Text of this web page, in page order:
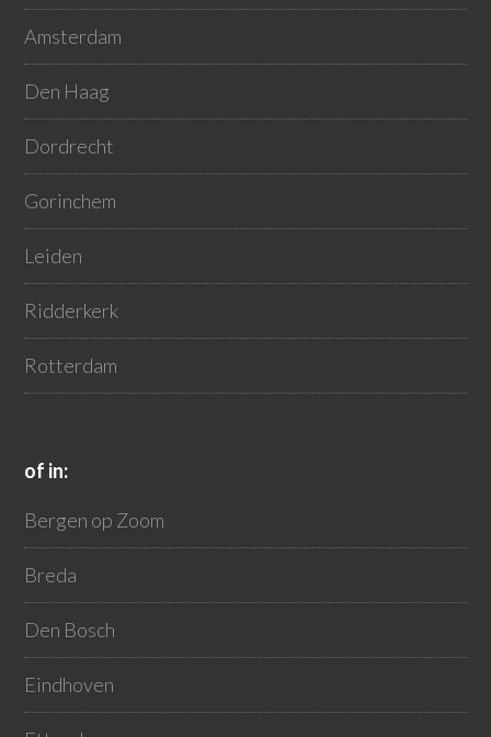
Amsterdam
Den Haag
Dordrecht
Gorinchem
Leiden
Ridderkerk
Rotterdam
of in:
Bergen op Zoom
Breda
Den Bosch
Eindhoven